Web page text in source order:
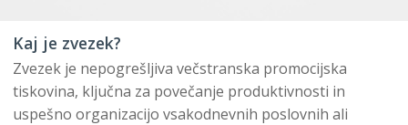
Kaj je zvezek?
Zvezek je nepogrešljiva večstranska promocijska
tiskovina, ključna za povečanje produktivnosti in
uspešno organizacijo vsakodnevnih poslovnih ali